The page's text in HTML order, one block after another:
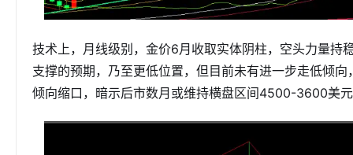
技术上，月线级别，金价6月收取实体阴柱，空头力量
支撑的预期，乃至更低位置，但目前未有进一步走低倾
倾向缩口，暗示后市数月或维持横盘区间4500-3600美